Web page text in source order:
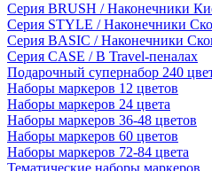
Серия BRUSH / Наконечники
Серия STYLE / Наконечники
Серия BASIC / Наконечники
Серия CASE / В Travel-пеналах
Подарочный супернабор 240
Наборы маркеров 12 цветов
Наборы маркеров 24 цвета
Наборы маркеров 36-48 цветов
Наборы маркеров 60 цветов
Наборы маркеров 72-84 цвета